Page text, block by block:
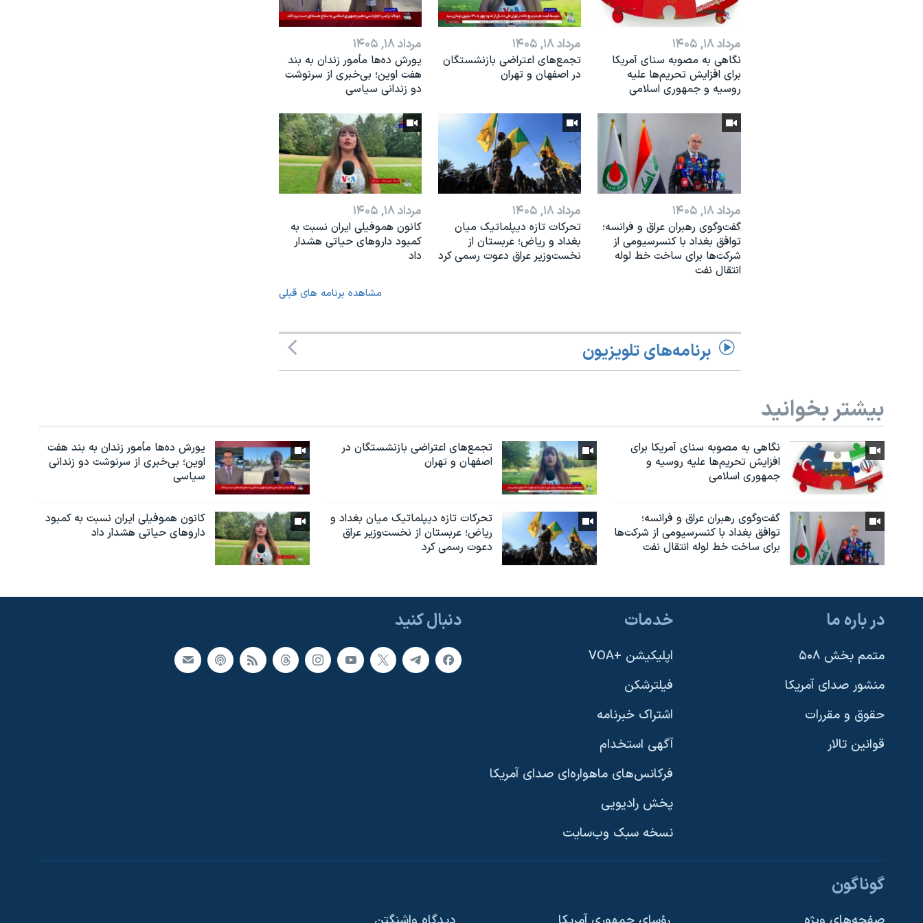
دنبال کنید
مرداد ۱۸, ۱۴۰۵
نگاهی به مصوبه سنای آمریکا
برای افزایش تحریم‌ها علیه
روسیه و جمهوری اسلامی
مرداد ۱۸, ۱۴۰۵
تجمع‌های اعتراضی بازنشستگان
در اصفهان و تهران
مرداد ۱۸, ۱۴۰۵
یورش ده‌ها مأمور زندان به بند
هفت اوین؛ بی‌خبری از سرنوشت
دو زندانی سیاسی
مرداد ۱۸, ۱۴۰۵
گفت‌وگوی رهبران عراق و فرانسه؛
توافق بغداد با کنسرسیومی از
شرکت‌ها برای ساخت خط لوله
انتقال نفت
مرداد ۱۸, ۱۴۰۵
تحرکات تازه دیپلماتیک میان
بغداد و ریاض؛ عربستان از
نخست‌وزیر عراق دعوت رسمی کرد
مرداد ۱۸, ۱۴۰۵
کانون هموفیلی ایران نسبت به
کمبود داروهای حیاتی هشدار
داد
مشاهده برنامه های قبلی
برنامه‌های تلویزیون
بیشتر بخوانید
نگاهی به مصوبه سنای آمریکا برای
افزایش تحریم‌ها علیه روسیه و
جمهوری اسلامی
تجمع‌های اعتراضی بازنشستگان در
اصفهان و تهران
یورش ده‌ها مأمور زندان به بند هفت
اوین؛ بی‌خبری از سرنوشت دو زندانی
سیاسی
گفت‌وگوی رهبران عراق و فرانسه؛
توافق بغداد با کنسرسیومی از شرکت‌ها
برای ساخت خط لوله انتقال نفت
تحرکات تازه دیپلماتیک میان بغداد و
ریاض؛ عربستان از نخست‌وزیر عراق
دعوت رسمی کرد
کانون هموفیلی ایران نسبت به کمبود
داروهای حیاتی هشدار داد
دنبال کنید در باره ما
متمم بخش ۵۰۸
منشور صدای آمریکا
حقوق و مقررات
قوانین تالار
خدمات
اپلیکیشن +VOA
فیلترشکن
اشتراک خبرنامه
آگهی استخدام
فرکانس‌های ماهواره‌ای صدای آمریکا
پخش رادیویی
نسخه سبک وب‌سایت
گوناگون